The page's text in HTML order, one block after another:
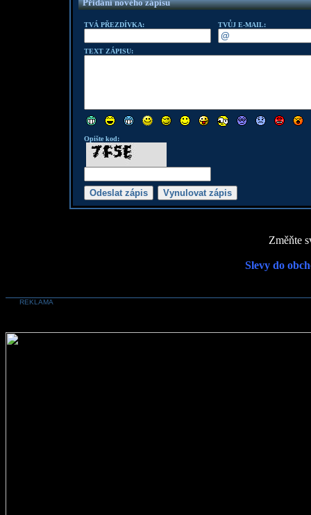
Přidání nového zápisu
TVÁ PŘEZDÍVKA: TVŮJ E-MAIL:
TEXT ZÁPISU:
Opište kod:
Změňte
Slevy do
REKLAMA